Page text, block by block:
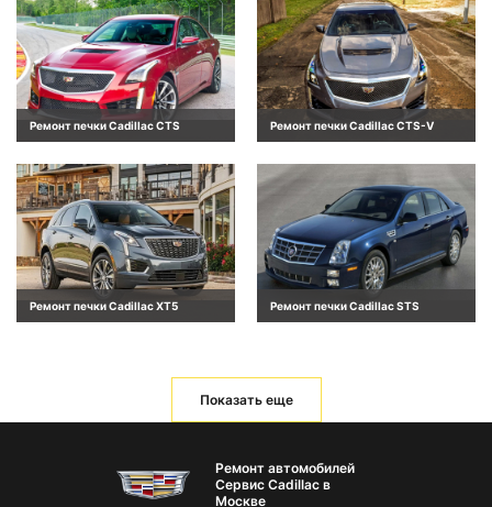
Ремонт печки Cadillac CTS Ремонт печки Cadillac CTS-V
Ремонт печки Cadillac XT5 Ремонт печки Cadillac STS
Показать еще
Ремонт автомобилей
Сервис Cadillac в
Москве